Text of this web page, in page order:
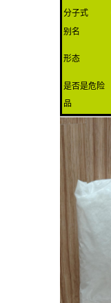
分子式
别名
形态
是否是危险
品